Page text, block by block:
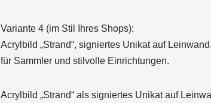
Variante 4 (im Stil Ihres Shops):
Acrylbild „Strand“, signiertes Unikat auf
für Sammler und stilvolle Einrichtungen.
Acrylbild „Strand“ als signiertes Unikat auf